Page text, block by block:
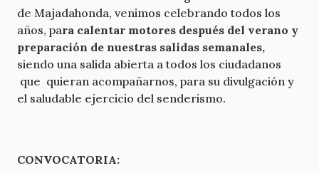
de Majadahonda, venimos celebrando todos los
años, para calentar motores después del verano y
preparación de nuestras salidas semanales,
siendo una salida abierta a todos los ciudadanos
que quieran acompañarnos, para su divulgación y
el saludable ejercicio del senderismo.
CONVOCATORIA: